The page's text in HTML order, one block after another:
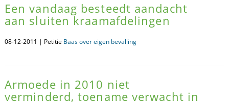
Een vandaag besteedt aandacht
aan sluiten kraamafdelingen
08-12-2011 | Petitie Baas over eigen bevalling
Armoede in 2010 niet
verminderd, toename verwacht in